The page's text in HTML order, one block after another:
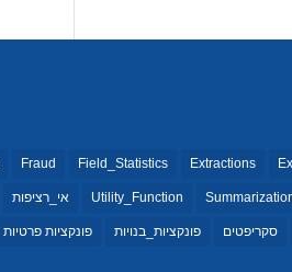
Extractions
Field_Statistics
Fraud
Utility_Function אי_רציפות
סקריפטים פונקציות_בנויות פונקציות פרטיות